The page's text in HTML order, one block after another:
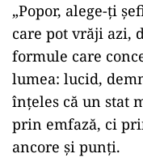
„Popor, alege-ți
care pot vrăji azi,
formule care
lumea: lucid,
înțeles că un stat
prin emfază, ci
ancore și punți.